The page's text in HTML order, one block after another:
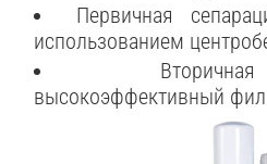
Первичная
использованием
высокоэффективный